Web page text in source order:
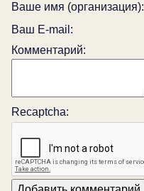
Ваше имя (организация):
Ваш E-mail:
Комментарий:
Recaptcha: